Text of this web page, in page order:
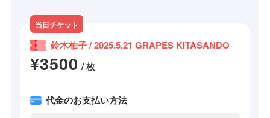
当日チケット
鈴木柚子 / 2025.5.21 GRAPES KITASANDO
¥3500 / 枚
代金のお支払い方法